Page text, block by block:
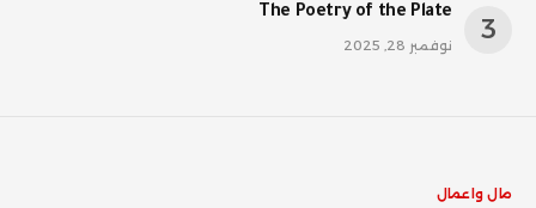
The Poetry of the Plate
نوفمبر 28, 2025
مال واعمال